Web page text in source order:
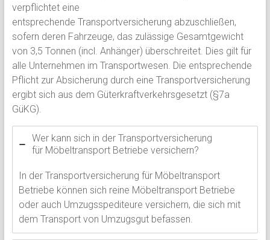
verpflichtet eine
entsprechende Transportversicherung abzuschließen,
sofern deren Fahrzeuge, das zulässige Gesamtgewicht
von 3,5 Tonnen (incl. Anhänger) überschreitet. Dies gilt für
alle Unternehmen im Transportwesen. Die entsprechende
Pflicht zur Absicherung durch eine Transportversicherung
ergibt sich aus dem Güterkraftverkehrsgesetzt (§7a
GüKG).
Wer kann sich in der Transportversicherung
für Möbeltransport Betriebe versichern?
In der Transportversicherung für Möbeltransport
Betriebe können sich reine Möbeltransport Betriebe
oder auch Umzugsspediteure versichern, die sich mit
dem Transport von Umzugsgut befassen.